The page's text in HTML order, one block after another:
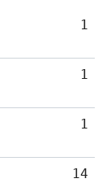
1
1
1
14